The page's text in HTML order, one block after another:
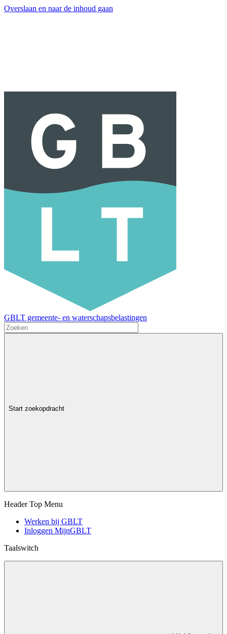
Overslaan en naar de inhoud gaan
GBLT gemeente- en waterschapsbelastingen
Start zoekopdracht
Header Top Menu
Werken bij GBLT
Inloggen MijnGBLT
Taalswitch